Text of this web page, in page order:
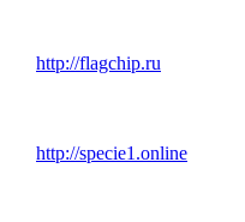
http://flagchip.ru
http://specie1.online